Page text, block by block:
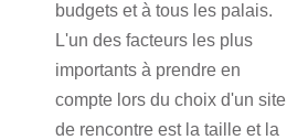
budgets et à tous les palais.
L'un des facteurs les plus
importants à prendre en
compte lors du choix d'un site
de rencontre est la taille et la